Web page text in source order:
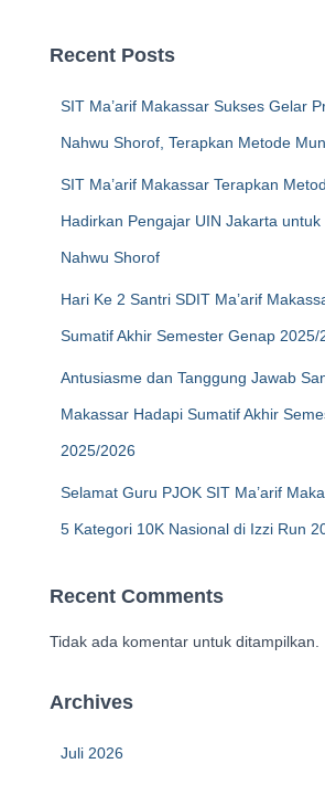
Recent Posts
SIT Ma’arif Makassar Sukses Gelar
Nahwu Shorof, Terapkan Metode
SIT Ma’arif Makassar Terapkan
Hadirkan Pengajar UIN Jakarta
Nahwu Shorof
Hari Ke 2 Santri SDIT Ma’arif
Sumatif Akhir Semester Genap 2025/
Antusiasme dan Tanggung Jawab
Makassar Hadapi Sumatif Akhir
2025/2026
Selamat Guru PJOK SIT Ma’arif
5 Kategori 10K Nasional di Izzi Run
Recent Comments
Tidak ada komentar untuk ditampilkan.
Archives
Juli 2026